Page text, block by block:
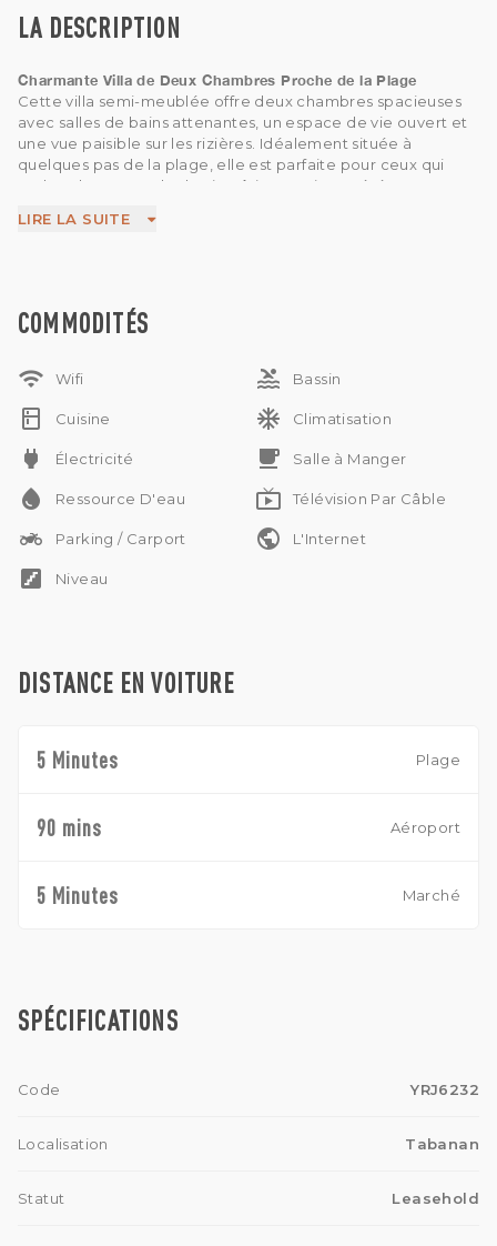
LA DESCRIPTION
Charmante Villa de Deux Chambres Proche de la Plage
Cette villa semi-meublée offre deux chambres spacieuses
avec salles de bains attenantes, un espace de vie ouvert et
une vue paisible sur les rizières. Idéalement située à
quelques pas de la plage, elle est parfaite pour ceux qui
recherchent un style de vie côtier serein et aéré.
LIRE LA SUITE
COMMODITÉS
wifi Wifi pool Bassin
kitchen Cuisine ac_unit Climatisation
power Électricité free_breakfast Salle à Manger
water_drop Ressource D'eau live_tv Télévision Par Câble
two_wheeler Parking / Carport public L'Internet
stairs Niveau
DISTANCE EN VOITURE
5 Minutes Plage
90 mins Aéroport
5 Minutes Marché
SPÉCIFICATIONS
Code YRJ6232
Localisation Tabanan
Statut Leasehold